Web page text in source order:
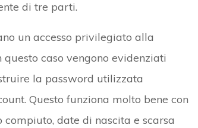
di tre parti.
un accesso privilegiato alla
caso vengono evidenziati
la password utilizzata
Questo funziona molto bene con
compiuto, date di nascita e scarsa